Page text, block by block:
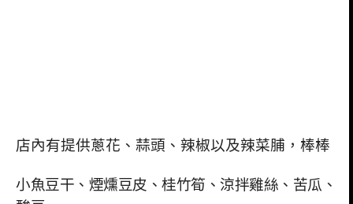
店內有提供蔥花、蒜頭、辣椒以及辣菜脯，棒棒
小魚豆干、煙燻豆皮、桂竹筍、涼拌雞絲、苦瓜、